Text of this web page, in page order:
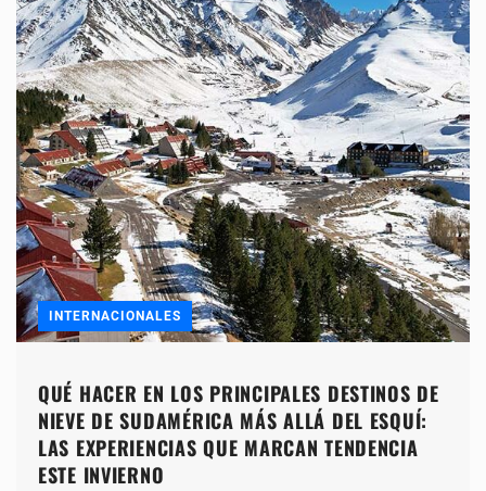
INTERNACIONALES
QUÉ HACER EN LOS PRINCIPALES DESTINOS DE
NIEVE DE SUDAMÉRICA MÁS ALLÁ DEL ESQUÍ:
LAS EXPERIENCIAS QUE MARCAN TENDENCIA
ESTE INVIERNO